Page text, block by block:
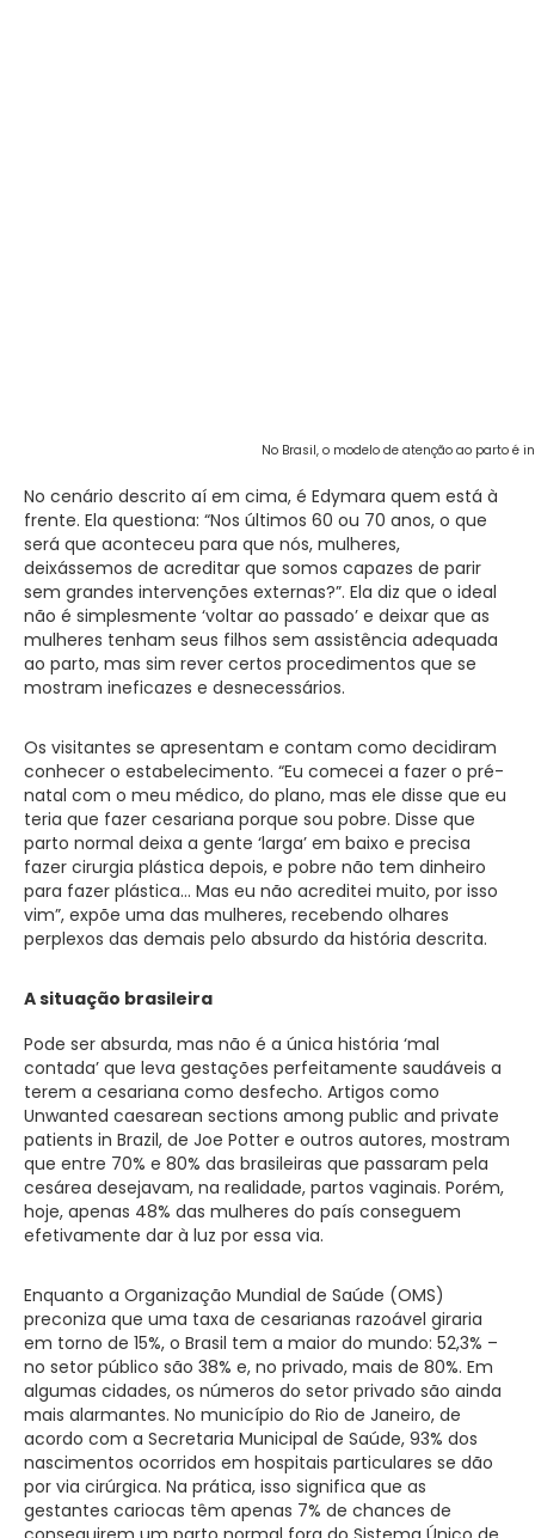
No Brasil, o modelo de atenção ao parto é
No cenário descrito aí em cima, é Edymara quem está à
frente. Ela questiona: “Nos últimos 60 ou 70 anos, o que
será que aconteceu para que nós, mulheres,
deixássemos de acreditar que somos capazes de parir
sem grandes intervenções externas?”. Ela diz que o ideal
não é simplesmente ‘voltar ao passado’ e deixar que as
mulheres tenham seus filhos sem assistência adequada
ao parto, mas sim rever certos procedimentos que se
mostram ineficazes e desnecessários.
Os visitantes se apresentam e contam como decidiram
conhecer o estabelecimento. “Eu comecei a fazer o pré-
natal com o meu médico, do plano, mas ele disse que eu
teria que fazer cesariana porque sou pobre. Disse que
parto normal deixa a gente ‘larga’ em baixo e precisa
fazer cirurgia plástica depois, e pobre não tem dinheiro
para fazer plástica… Mas eu não acreditei muito, por isso
vim”, expõe uma das mulheres, recebendo olhares
perplexos das demais pelo absurdo da história descrita.
A situação brasileira
Pode ser absurda, mas não é a única história ‘mal
contada’ que leva gestações perfeitamente saudáveis a
terem a cesariana como desfecho. Artigos como
Unwanted caesarean sections among public and private
patients in Brazil, de Joe Potter e outros autores, mostram
que entre 70% e 80% das brasileiras que passaram pela
cesárea desejavam, na realidade, partos vaginais. Porém,
hoje, apenas 48% das mulheres do país conseguem
efetivamente dar à luz por essa via.
Enquanto a Organização Mundial de Saúde (OMS)
preconiza que uma taxa de cesarianas razoável giraria
em torno de 15%, o Brasil tem a maior do mundo: 52,3% –
no setor público são 38% e, no privado, mais de 80%. Em
algumas cidades, os números do setor privado são ainda
mais alarmantes. No município do Rio de Janeiro, de
acordo com a Secretaria Municipal de Saúde, 93% dos
nascimentos ocorridos em hospitais particulares se dão
por via cirúrgica. Na prática, isso significa que as
gestantes cariocas têm apenas 7% de chances de